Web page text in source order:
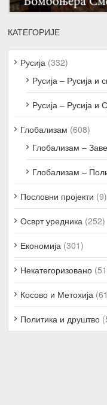
КАТЕГОРИЈЕ
Русија (332)
Русија – Русија и
Русија – Русија и
Глобализам (608)
Глобализам –
Глобализам –
Пословни пројекти (9)
Осврт уредника (252)
Економија (301)
Некатегоризовано
Косово и Метохија
Политика и друштво